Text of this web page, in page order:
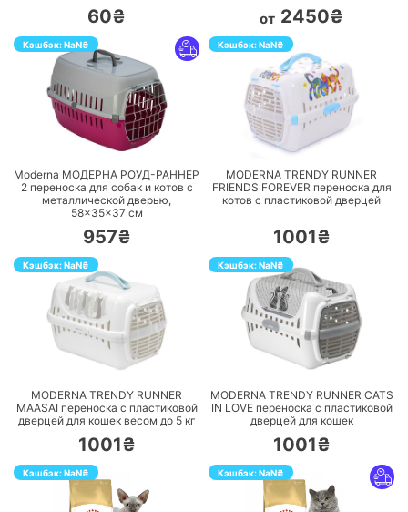
60₴ от 2450₴
Кэшбэк:NaN₴
ПЕРЕЙТИ
Moderna МОДЕРНА РОУД-РАННЕР
2 переноска для собак и котов с
металлической дверью,
58×35×37 см
957₴
Кэшбэк:NaN₴
ПЕРЕЙТИ
MODERNA TRENDY RUNNER
FRIENDS FOREVER переноска для
котов с пластиковой дверцей
1001₴
Кэшбэк:NaN₴
ПЕРЕЙТИ
MODERNA TRENDY RUNNER
MAASAI переноска с пластиковой
дверцей для кошек весом до 5 кг
1001₴
Кэшбэк:NaN₴
ПЕРЕЙТИ
MODERNA TRENDY RUNNER CATS
IN LOVE переноска с пластиковой
дверцей для кошек
1001₴
Кэшбэк:NaN₴ Кэшбэк:NaN₴